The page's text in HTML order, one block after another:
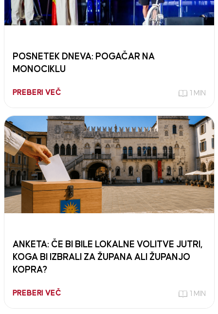
POSNETEK DNEVA: POGAČAR NA
MONOCIKLU
PREBERI VEČ 1 MIN
ANKETA: ČE BI BILE LOKALNE VOLITVE JUTRI,
KOGA BI IZBRALI ZA ŽUPANA ALI ŽUPANJO
KOPRA?
PREBERI VEČ 1 MIN